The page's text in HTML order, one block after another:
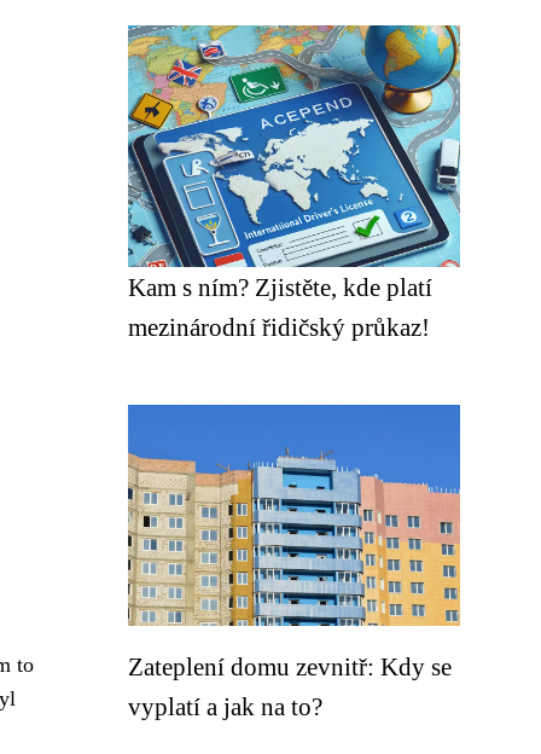
to
Kam s ním? Zjistěte, kde platí
mezinárodní řidičský průkaz!
Zateplení domu zevnitř: Kdy se
vyplatí a jak na to?